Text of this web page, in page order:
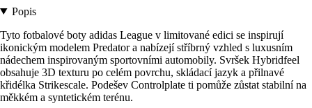
Popis
Tyto fotbalové boty adidas League v limitované edici se inspirují
ikonickým modelem Predator a nabízejí stříbrný vzhled s luxusním
nádechem inspirovaným sportovními automobily. Svršek Hybridfeel
obsahuje 3D texturu po celém povrchu, skládací jazyk a přilnavé
křidélka Strikescale. Podešev Controlplate ti pomůže zůstat stabilní na
měkkém a syntetickém terénu.